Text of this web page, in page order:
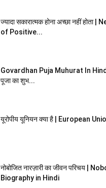
ज्यादा सकारात्मक होना अच्छा नहीं होता
of Positive...
Govardhan Puja Muhurat In Hindi
पूजा का शुभ...
यूरोपीय यूनियन क्या है | European
नोबोजित नारज़ारी का जीवन परिचय |
Biography in Hindi